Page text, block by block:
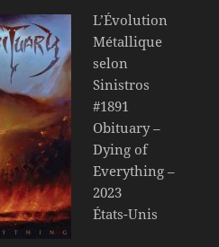
L’Évolution
Métallique
selon
Sinistros
#1891
Obituary –
Dying of
Everything –
2023
États-Unis